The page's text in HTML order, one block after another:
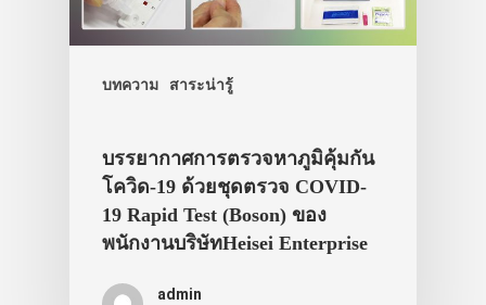
บทความ สาระน่ารู้
บรรยากาศการตรวจหาภูมิคุ้มกัน
โควิด-19 ด้วยชุดตรวจ COVID-
19 Rapid Test (Boson) ของ
พนักงานบริษัทHeisei Enterprise
admin
ทัวร์
VIDEO
ภาพประทับใจ